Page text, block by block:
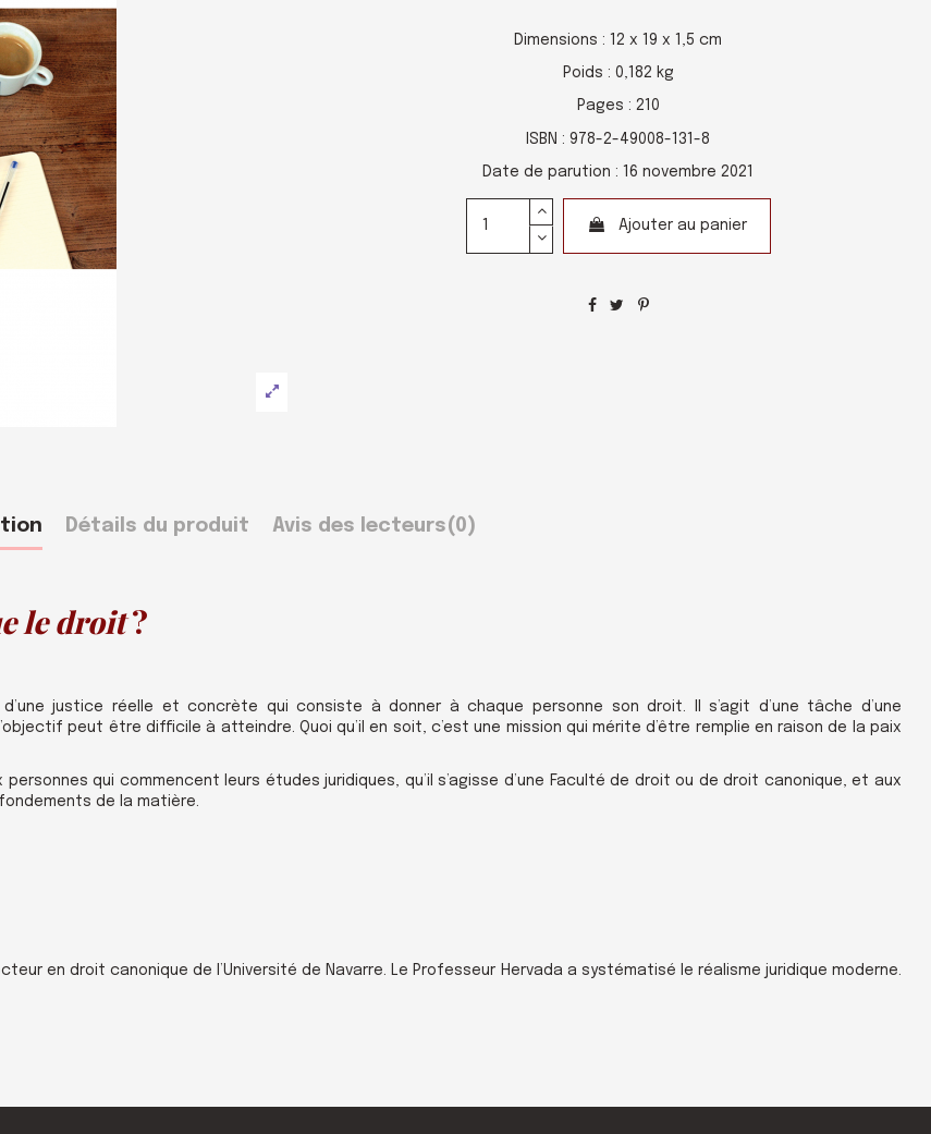
Dimensions : 12 x 19 x 1,5 cm
Poids : 0,182 kg
Pages : 210
ISBN : 978-2-49008-131-8
Date de parution : 16 novembre 2021
Ajouter au panier
Détails du produit Avis des lecteurs(0)
le droit?
justice réelle et concrète qui consiste à donner à chaque personne son droit. Il s’agit d’une tâche d’une
peut être difficile à atteindre. Quoi qu’il en soit, c’est une mission qui mérite d’être remplie en raison de la paix
qui commencent leurs études juridiques, qu’il s’agisse d’une Faculté de droit ou de droit canonique, et aux
de la matière.
en droit canonique de l’Université de Navarre. Le Professeur Hervada a systématisé le réalisme juridique moderne.